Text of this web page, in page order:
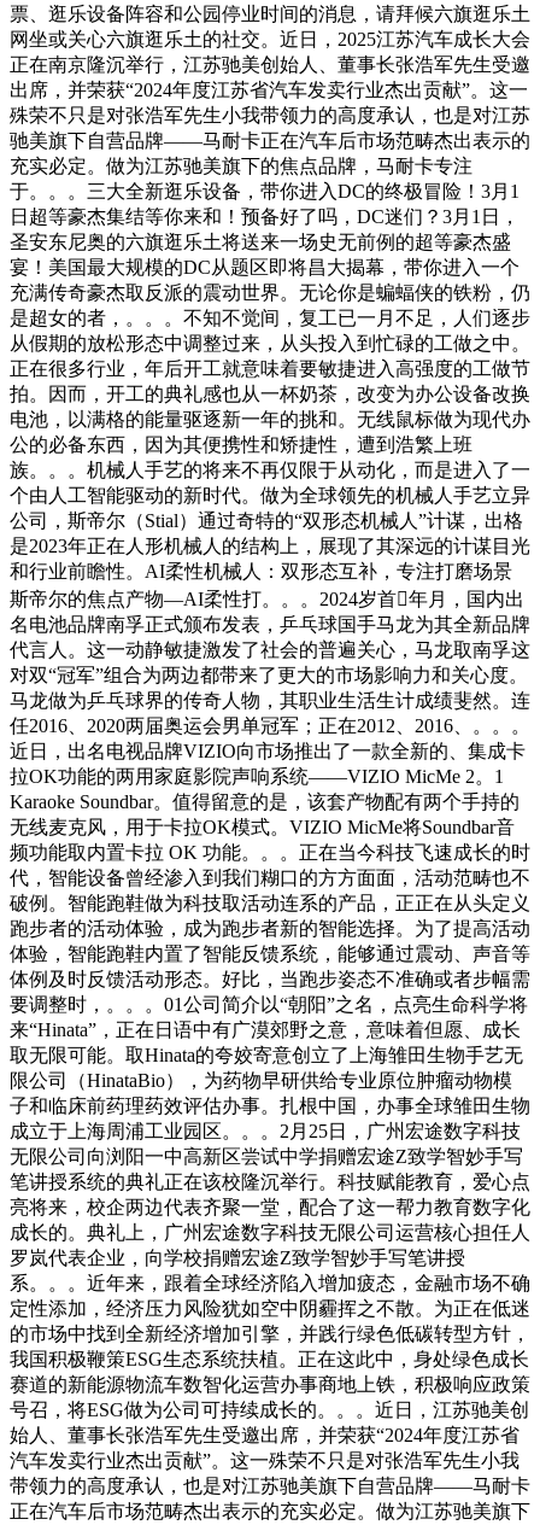
票、逛乐设备阵容和公园停业时间的消息，请拜候六旗逛乐土
网坐或关心六旗逛乐土的社交。近日，2025江苏汽车成长大会
正在南京隆沉举行，江苏驰美创始人、董事长张浩军先生受邀
出席，并荣获“2024年度江苏省汽车发卖行业杰出贡献”。这一
殊荣不只是对张浩军先生小我带领力的高度承认，也是对江苏
驰美旗下自营品牌——马耐卡正在汽车后市场范畴杰出表示的
充实必定。做为江苏驰美旗下的焦点品牌，马耐卡专注
于。。。三大全新逛乐设备，带你进入DC的终极冒险！3月1
日超等豪杰集结等你来和！预备好了吗，DC迷们？3月1日，
圣安东尼奥的六旗逛乐土将送来一场史无前例的超等豪杰盛
宴！美国最大规模的DC从题区即将昌大揭幕，带你进入一个
充满传奇豪杰取反派的震动世界。无论你是蝙蝠侠的铁粉，仍
是超女的者，。。。不知不觉间，复工已一月不足，人们逐步
从假期的放松形态中调整过来，从头投入到忙碌的工做之中。
正在很多行业，年后开工就意味着要敏捷进入高强度的工做节
拍。因而，开工的典礼感也从一杯奶茶，改变为办公设备改换
电池，以满格的能量驱逐新一年的挑和。无线鼠标做为现代办
公的必备东西，因为其便携性和矫捷性，遭到浩繁上班
族。。。机械人手艺的将来不再仅限于从动化，而是进入了一
个由人工智能驱动的新时代。做为全球领先的机械人手艺立异
公司，斯帝尔（Stial）通过奇特的“双形态机械人”计谋，出格
是2023年正在人形机械人的结构上，展现了其深远的计谋目光
和行业前瞻性。AI柔性机械人：双形态互补，专注打磨场景
斯帝尔的焦点产物—AI柔性打。。。2024岁首年月，国内出
名电池品牌南孚正式颁布发表，乒乓球国手马龙为其全新品牌
代言人。这一动静敏捷激发了社会的普遍关心，马龙取南孚这
对双“冠军”组合为两边都带来了更大的市场影响力和关心度。
马龙做为乒乓球界的传奇人物，其职业生活生计成绩斐然。连
任2016、2020两届奥运会男单冠军；正在2012、2016、。。。
近日，出名电视品牌VIZIO向市场推出了一款全新的、集成卡
拉OK功能的两用家庭影院声响系统——VIZIO MicMe 2。1
Karaoke Soundbar。值得留意的是，该套产物配有两个手持的
无线麦克风，用于卡拉OK模式。VIZIO MicMe将Soundbar音
频功能取内置卡拉 OK 功能。。。正在当今科技飞速成长的时
代，智能设备曾经渗入到我们糊口的方方面面，活动范畴也不
破例。智能跑鞋做为科技取活动连系的产品，正正在从头定义
跑步者的活动体验，成为跑步者新的智能选择。为了提高活动
体验，智能跑鞋内置了智能反馈系统，能够通过震动、声音等
体例及时反馈活动形态。好比，当跑步姿态不准确或者步幅需
要调整时，。。。01公司简介以“朝阳”之名，点亮生命科学将
来“Hinata”，正在日语中有广漠郊野之意，意味着但愿、成长
取无限可能。取Hinata的夸姣寄意创立了上海雏田生物手艺无
限公司（HinataBio），为药物早研供给专业原位肿瘤动物模
子和临床前药理药效评估办事。扎根中国，办事全球雏田生物
成立于上海周浦工业园区。。。2月25日，广州宏途数字科技
无限公司向浏阳一中高新区尝试中学捐赠宏途Z致学智妙手写
笔讲授系统的典礼正在该校隆沉举行。科技赋能教育，爱心点
亮将来，校企两边代表齐聚一堂，配合了这一帮力教育数字化
成长的。典礼上，广州宏途数字科技无限公司运营核心担任人
罗岚代表企业，向学校捐赠宏途Z致学智妙手写笔讲授
系。。。近年来，跟着全球经济陷入增加疲态，金融市场不确
定性添加，经济压力风险犹如空中阴霾挥之不散。为正在低迷
的市场中找到全新经济增加引擎，并践行绿色低碳转型方针，
我国积极鞭策ESG生态系统扶植。正在这此中‌，身处绿色成长
赛道的新能源物流车数智化运营办事商地上铁，积极响应政策
号召，将ESG做为公司可持续成长的。。。近日，江苏驰美创
始人、董事长张浩军先生受邀出席，并荣获“2024年度江苏省
汽车发卖行业杰出贡献”。这一殊荣不只是对张浩军先生小我
带领力的高度承认，也是对江苏驰美旗下自营品牌——马耐卡
正在汽车后市场范畴杰出表示的充实必定。做为江苏驰美旗下